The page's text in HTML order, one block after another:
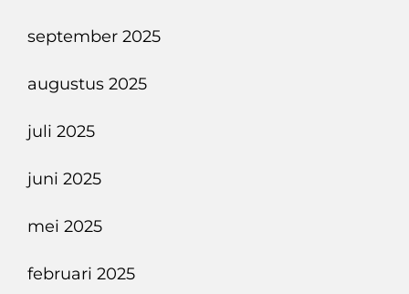
september 2025
augustus 2025
juli 2025
juni 2025
mei 2025
februari 2025